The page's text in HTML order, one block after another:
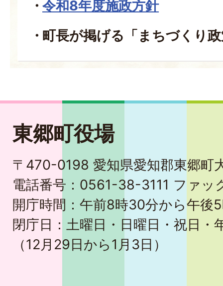
令和8年度施政方針
町長が掲げる「まちづくり
東郷町役場
〒470-0198 愛知県愛知郡東郷町
電話番号：0561-38-3111 ファ
開庁時間：午前8時30分から午後
閉庁日：土曜日・日曜日・祝日・
（12月29日から1月3日）